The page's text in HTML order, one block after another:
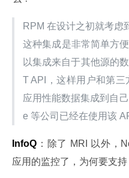
RPM 在设计之初就考虑
这种集成是非常简单方
以集成来自于其他源的
T API，这样用户和第
应用性能数据集成到自
e 等公司已经在使用该
InfoQ ：除了 MRI 以外，
应用的监控了，为何要支